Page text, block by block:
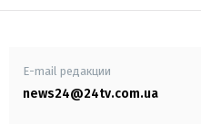
E-mail редакции
news24@24tv.com.ua